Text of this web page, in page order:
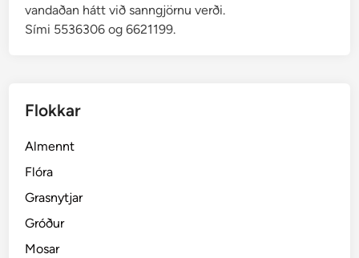
vandaðan hátt við sanngjörnu verði.
Sími 5536306 og 6621199.
Flokkar
Almennt
Flóra
Grasnytjar
Gróður
Mosar